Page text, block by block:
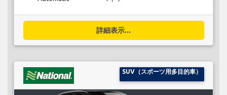
詳細表示...
SUV（スポーツ用多目的車）